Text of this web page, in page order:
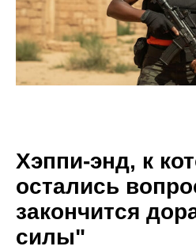
Хэппи-энд, к
остались
закончится
силы"